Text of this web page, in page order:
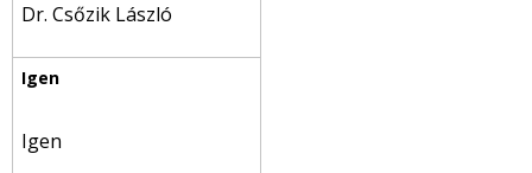
Dr. Csőzik László
Igen